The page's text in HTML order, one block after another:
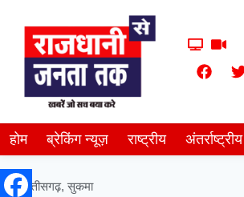
होम ब्रेकिंग न्यूज़ राष्ट्रीय अंतर्राष्ट्रीय
छत्तीसगढ़,सुकमा